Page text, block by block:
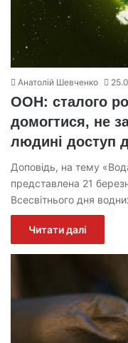
Анатолій Шевченко
ООН: сталого
домогтися, не
людині доступ
Доповідь, на тему
представлена 21
Всесвітнього дня
Читати далі